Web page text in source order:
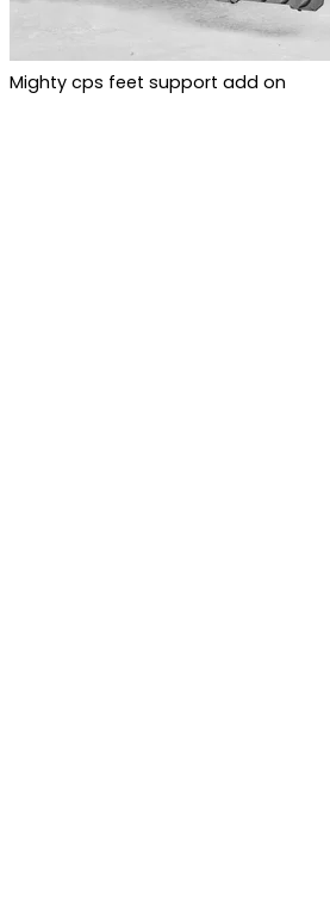
Mighty cps feet support add on